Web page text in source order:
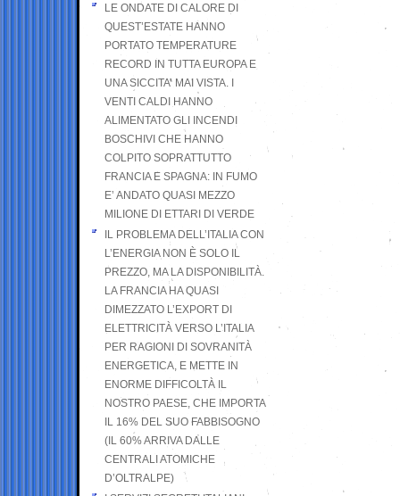
LE ONDATE DI CALORE DI
QUEST’ESTATE HANNO
PORTATO TEMPERATURE
RECORD IN TUTTA EUROPA E
UNA SICCITA’ MAI VISTA. I
VENTI CALDI HANNO
ALIMENTATO GLI INCENDI
BOSCHIVI CHE HANNO
COLPITO SOPRATTUTTO
FRANCIA E SPAGNA: IN FUMO
E’ ANDATO QUASI MEZZO
MILIONE DI ETTARI DI VERDE
IL PROBLEMA DELL’ITALIA CON
L’ENERGIA NON È SOLO IL
PREZZO, MA LA DISPONIBILITÀ.
LA FRANCIA HA QUASI
DIMEZZATO L’EXPORT DI
ELETTRICITÀ VERSO L’ITALIA
PER RAGIONI DI SOVRANITÀ
ENERGETICA, E METTE IN
ENORME DIFFICOLTÀ IL
NOSTRO PAESE, CHE IMPORTA
IL 16% DEL SUO FABBISOGNO
(IL 60% ARRIVA DALLE
CENTRALI ATOMICHE
D’OLTRALPE)